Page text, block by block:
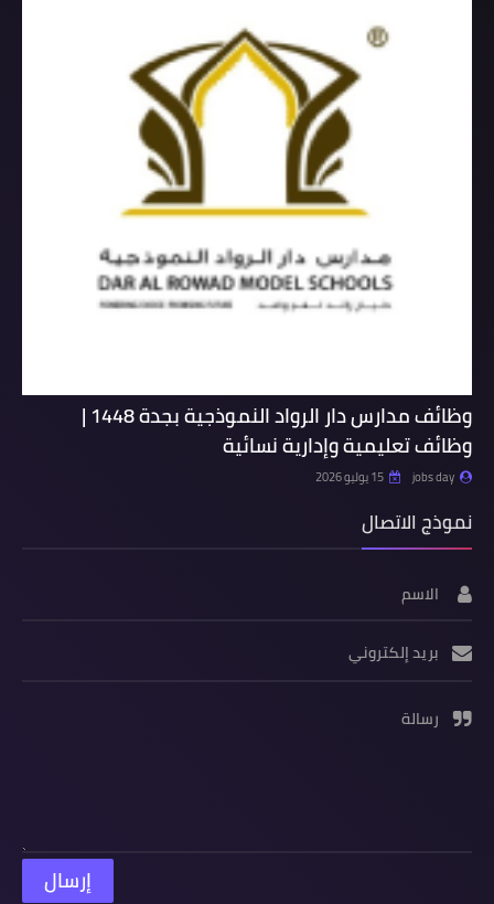
وظائف مدارس دار الرواد النموذجية بجدة 1448 |
وظائف تعليمية وإدارية نسائية
jobs day 15 يوليو 2026
نموذج الاتصال
الاسم
بريد إلكتروني
رسالة